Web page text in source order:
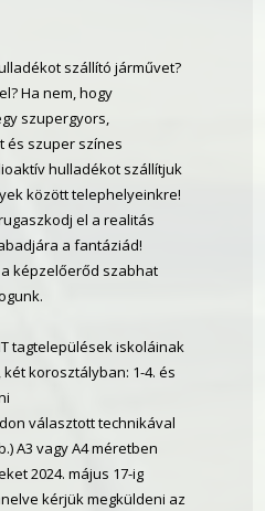
szállító járművet?
Ha nem, hogy
szupergyors,
és szuper színes
hulladékot szállítjuk
között telephelyeinkre!
el a realitás
a fantáziád!
képzelőerőd szabhat
tagtelepülések iskoláinak
korosztályban: 1-4. és
választott technikával
A3 vagy A4 méretben
2024. május 17-ig
kérjük megküldeni az